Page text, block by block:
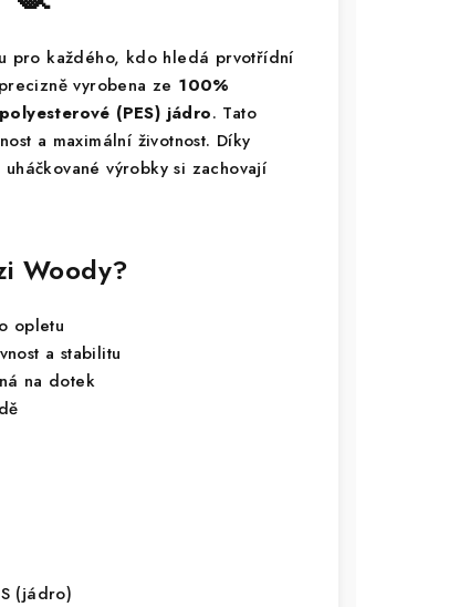
pro každého, kdo hledá prvotřídní
vyrobena ze 100%
polyesterové (PES) jádro. Tato
a maximální životnost. Díky
výrobky si zachovají
Woody?
opletu
a stabilitu
na dotek
(jádro)